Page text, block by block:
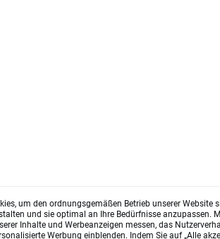
um den ordnungsgemäßen Betrieb unserer Website
und sie optimal an Ihre Bedürfnisse anzupassen.
Inhalte und Werbeanzeigen messen, das
Werbung einblenden. Indem Sie auf „Alle